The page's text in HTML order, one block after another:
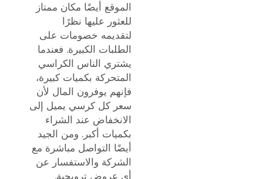
الموقع أيضًا مكان ممتاز
للعثور عليها نظرًا
لتقديمه خصومات على
الطلبات الكبيرة. فعندما
يشتري الناس الكراسي
المتحركة بكميات كبيرة،
فإنهم يوفرون المال لأن
سعر كل كرسي يميل إلى
الانخفاض عند الشراء
بكميات أكبر. ومن الجيد
أيضًا التواصل مباشرة مع
الشركة والاستفسار عن
أي عروض ترويجية.